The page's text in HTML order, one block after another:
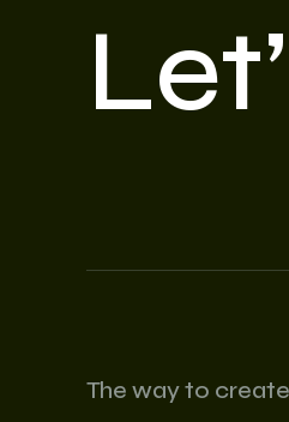
The way to